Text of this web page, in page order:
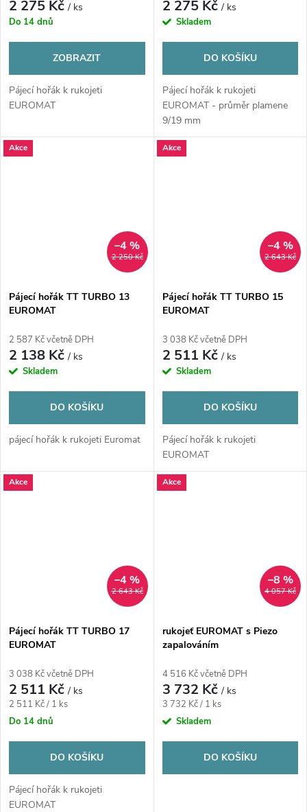
2 275 Kč/ ks
Do 14 dnů
ZOBRAZIT
Pájecí hořák k rukojeti
EUROMAT
2 275 Kč/ ks
Skladem
DO KOŠÍKU
Pájecí hořák k rukojeti
EUROMAT - průměr plamene
9/19 mm
Akce
2 250 Kč
–4 %
Pájecí hořák TT TURBO 13
EUROMAT
2 587 Kč včetně DPH
2 138 Kč/ ks
Skladem
DO KOŠÍKU
pájecí hořák k rukojeti Euromat
Akce
2 643 Kč
–4 %
Pájecí hořák TT TURBO 15
EUROMAT
3 038 Kč včetně DPH
2 511 Kč/ ks
Skladem
DO KOŠÍKU
Pájecí hořák k rukojeti
EUROMAT
Akce
2 643 Kč
–4 %
Pájecí hořák TT TURBO 17
EUROMAT
3 038 Kč včetně DPH
2 511 Kč/ ks
Měrná
cena:
2 511 Kč / 1 ks
Do 14 dnů
DO KOŠÍKU
Pájecí hořák k rukojeti
EUROMAT
Akce
4 057 Kč
–8 %
rukojeť EUROMAT s Piezo
zapalováním
4 516 Kč včetně DPH
3 732 Kč/ ks
Měrná
cena:
3 732 Kč / 1 ks
Skladem
DO KOŠÍKU